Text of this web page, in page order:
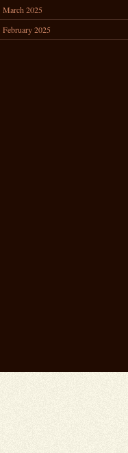
March 2025
February 2025